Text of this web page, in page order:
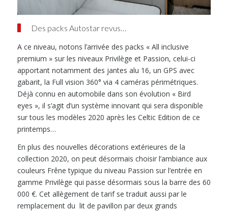
Des packs Autostar revus…
A ce niveau, notons l’arrivée des packs « All inclusive
premium » sur les niveaux Privilège et Passion, celui-ci
apportant notamment des jantes alu 16, un GPS avec
gabarit, la Full vision 360° via 4 caméras périmétriques.
Déjà connu en automobile dans son évolution « Bird
eyes », il s’agit d’un système innovant qui sera disponible
sur tous les modèles 2020 après les Celtic Edition de ce
printemps…
En plus des nouvelles décorations extérieures de la
collection 2020, on peut désormais choisir l’ambiance aux
couleurs Frêne typique du niveau Passion sur l’entrée en
gamme Privilège qui passe désormais sous la barre des 60
000 €. Cet allègement de tarif se traduit aussi par le
remplacement du lit de pavillon par deux grands